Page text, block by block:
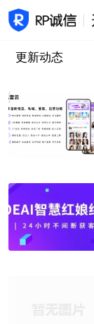
更新动态